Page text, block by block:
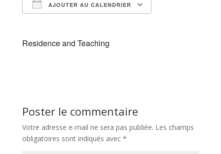
AJOUTER AU CALENDRIER
Residence and Teaching
Poster le commentaire
Votre adresse e-mail ne sera pas publiée. Les champs
obligatoires sont indiqués avec *